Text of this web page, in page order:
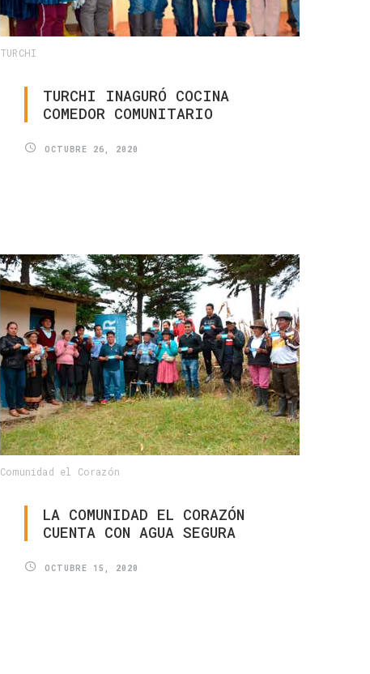
TURCHI
TURCHI INAGURÓ COCINA
COMEDOR COMUNITARIO
OCTUBRE 26, 2020
Comunidad el Corazón
LA COMUNIDAD EL CORAZÓN
CUENTA CON AGUA SEGURA
OCTUBRE 15, 2020